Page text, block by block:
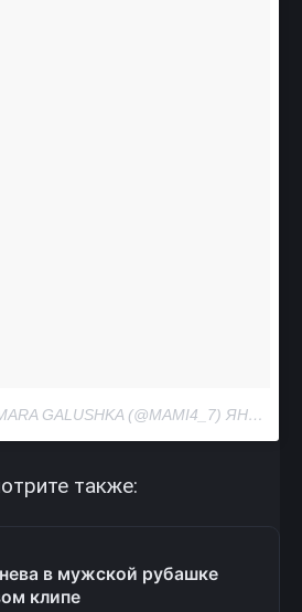
GALUSHKA (@MAMI4_7) ЯНВ 10, 2017 AT 5:35 PST
также:
в мужской рубашке
клипе